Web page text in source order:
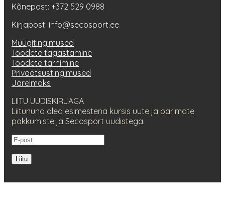
Kõnepost: +372 529 0988
Kirjapost: info@secosport.ee
Müügitingimused
Toodete tagastamine
Toodete tarnimine
Privaatsustingimused
Järelmaks
LIITU UUDISKIRJAGA
Liitununa oled esimestena kursis uute ja parimate
pakkumiste ja Secosport uudistega.
Liitu